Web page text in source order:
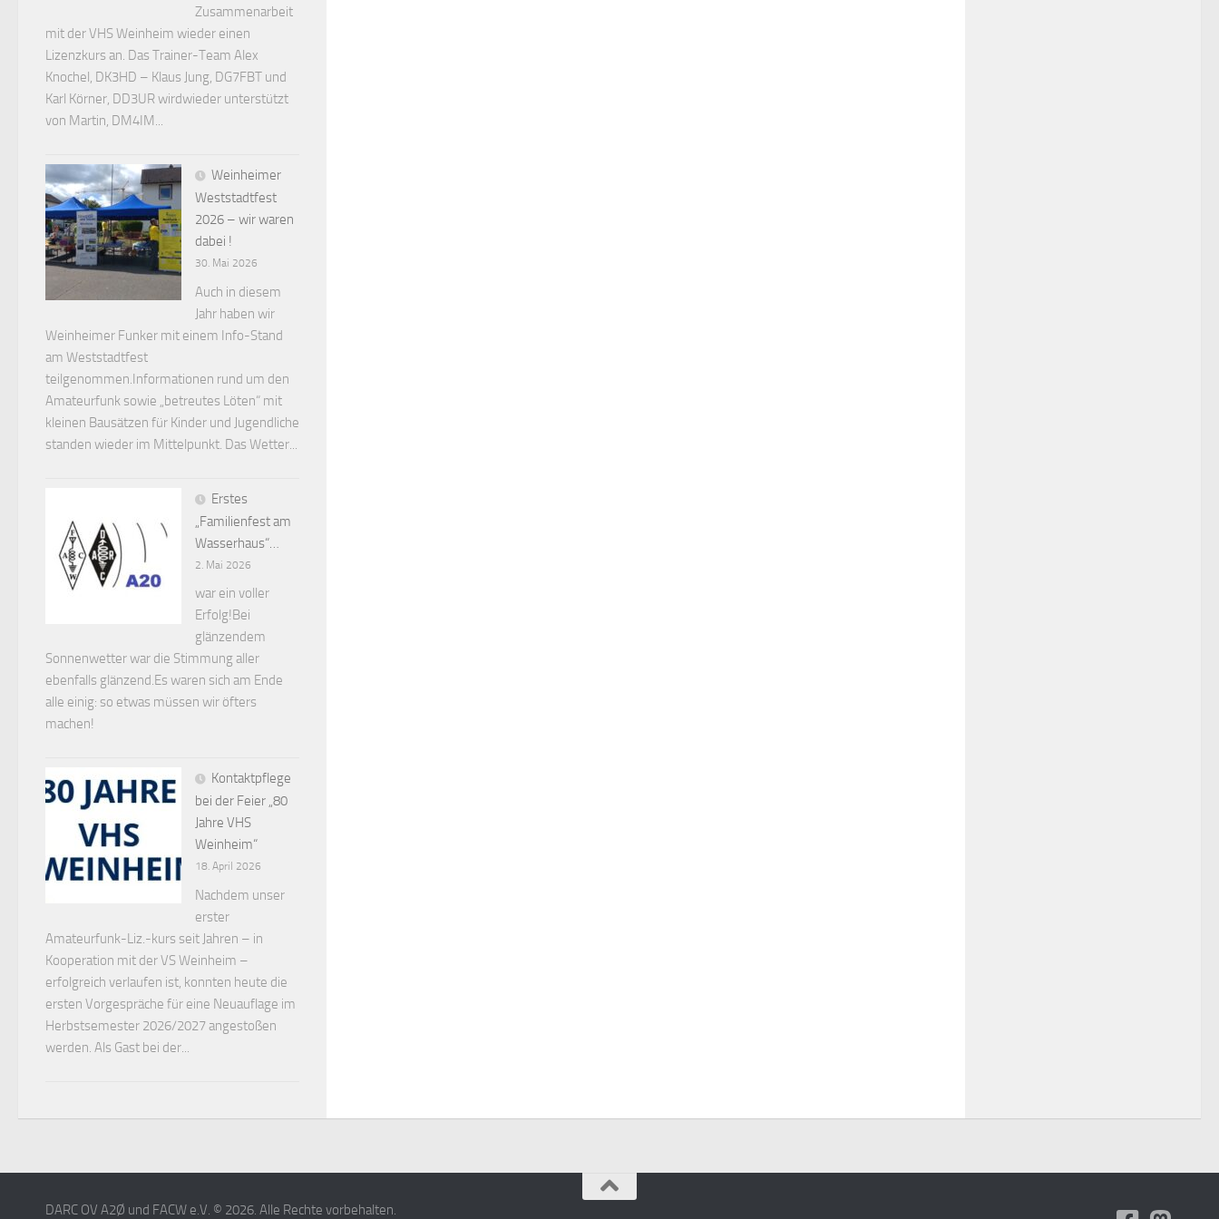
Zusammenarbeit
mit der VHS Weinheim wieder einen
Lizenzkurs an. Das Trainer-Team Alex
Knochel, DK3HD – Klaus Jung, DG7FBT und
Karl Körner, DD3UR wirdwieder unterstützt
von Martin, DM4IM...
Weinheimer
Weststadtfest
2026 – wir waren
dabei !
30. Mai 2026
Auch in diesem
Jahr haben wir
Weinheimer Funker mit einem Info-Stand
am Weststadtfest
teilgenommen.Informationen rund um den
Amateurfunk sowie „betreutes Löten“ mit
kleinen Bausätzen für Kinder und Jugendliche
standen wieder im Mittelpunkt. Das Wetter...
Erstes
„Familienfest am
Wasserhaus“…
2. Mai 2026
war ein voller
Erfolg!Bei
glänzendem
Sonnenwetter war die Stimmung aller
ebenfalls glänzend.Es waren sich am Ende
alle einig: so etwas müssen wir öfters
machen!
Kontaktpflege
bei der Feier „80
Jahre VHS
Weinheim“
18. April 2026
Nachdem unser
erster
Amateurfunk-Liz.-kurs seit Jahren – in
Kooperation mit der VS Weinheim –
erfolgreich verlaufen ist, konnten heute die
ersten Vorgespräche für eine Neuauflage im
Herbstsemester 2026/2027 angestoßen
werden. Als Gast bei der...
DARC OV A2Ø und FACW e.V. © 2026. Alle Rechte vorbehalten.